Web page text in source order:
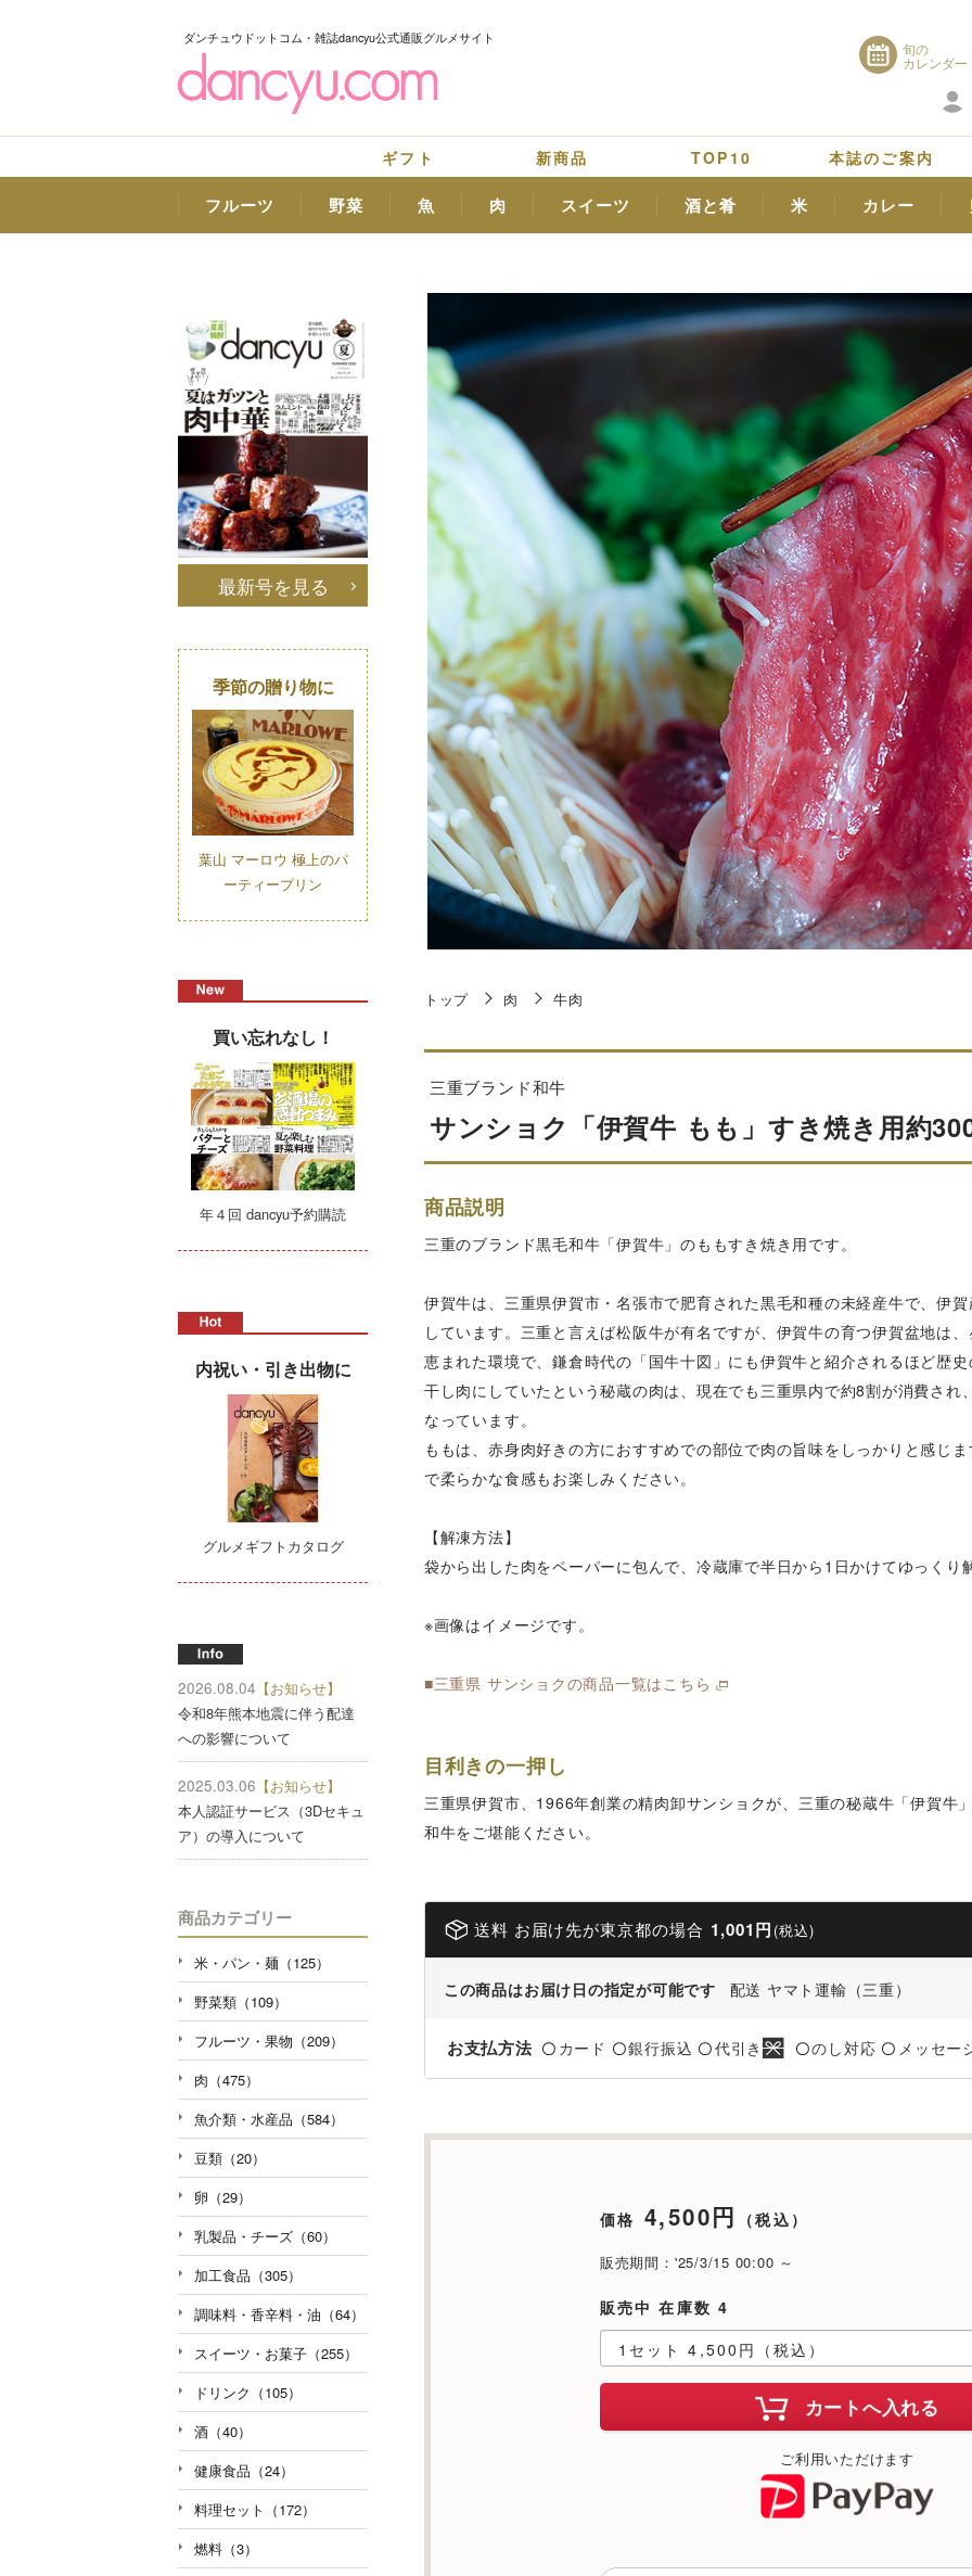
ダンチュウドットコム・雑誌dancyu公式通販グルメサイト
旬の
カレンダー
ギフト 新商品 TOP10 本誌のご案内
フルーツ 野菜 魚 肉 スイーツ 酒と肴 米 カレー
トップ 肉 牛肉
三重ブランド和牛
サンショク「伊賀牛 もも」すき焼き用約
商品説明
三重のブランド黒毛和牛「伊賀牛」のももすき焼き用です。
伊賀牛は、三重県伊賀市・名張市で肥育された黒毛和種の未経産牛で、伊
しています。三重と言えば松阪牛が有名ですが、伊賀牛の育つ伊賀盆地は
恵まれた環境で、鎌倉時代の「国牛十図」にも伊賀牛と紹介されるほど歴
干し肉にしていたという秘蔵の肉は、現在でも三重県内で約8割が消費さ
なっています。
ももは、赤身肉好きの方におすすめでの部位で肉の旨味をしっかりと感じ
で柔らかな食感もお楽しみください。
【解凍方法】
袋から出した肉をペーパーに包んで、冷蔵庫で半日から1日かけてゆっくり
※画像はイメージです。
■三重県 サンショクの商品一覧はこちら
目利きの一押し
三重県伊賀市、1966年創業の精肉卸サンショクが、三重の秘蔵牛「伊賀牛
和牛をご堪能ください。
送料 お届け先が東京都の場合 1,001円 (税込)
この商品はお届け日の指定が可能です 配送 ヤマト運輸（三重）
お支払方法 〇 カード 〇銀行振込 〇代引き 〇のし対応 〇 メッセー
価格 4,500円 （税込）
販売期間：'25/3/15 00:00 ～
販売中 在庫数 4
カートへ入れる
ご利用いただけます
最新号を見る
季節の贈り物に
葉山 マーロウ 極上のパ
ーティープリン
買い忘れなし！
年４回 dancyu予約購読
内祝い・引き出物に
グルメギフトカタログ
2026.08.04 【お知らせ】
令和8年熊本地震に伴う配達
への影響について
2025.03.06 【お知らせ】
本人認証サービス（3Dセキュ
ア）の導入について
商品カテゴリー
米・パン・麺（125）
野菜類（109）
フルーツ・果物（209）
肉（475）
魚介類・水産品（584）
豆類（20）
卵（29）
乳製品・チーズ（60）
加工食品（305）
調味料・香辛料・油（64）
スイーツ・お菓子（255）
ドリンク（105）
酒（40）
健康食品（24）
料理セット（172）
燃料（3）